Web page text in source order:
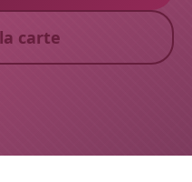
carte